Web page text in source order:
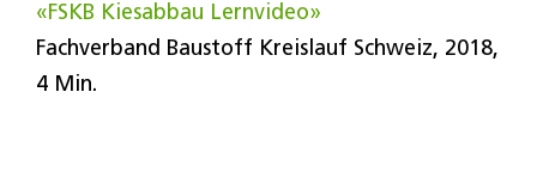
«FSKB Kiesabbau Lernvideo»
Fachverband Baustoff Kreislauf Schweiz, 2018,
4 Min.